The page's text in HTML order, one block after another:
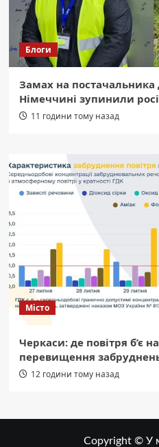
Блоги
Замах на постачальника
Німеччині зупинили
11 години тому назад
Місто
Черкаси: де повітря б’є
перевищення
12 години тому назад
Copyright © У